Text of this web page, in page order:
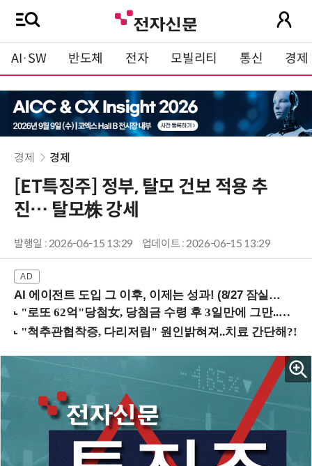
AI·SW 반도체 전자 모빌리티 통신 경제
경제 경제
[ET특징주] 정부, 탈모 건보 적용 추
진… 탈모株 강세
발행일 : 2026-06-15 13:29 업데이트 : 2026-06-15 13:29
AI 에이전트 도입 그 이후, 이제는 성과! (8/27 잠실역)